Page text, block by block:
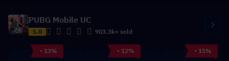
PUBG Mobile UC
5.0 903.3k+ sold
- 13% - 12% - 15%